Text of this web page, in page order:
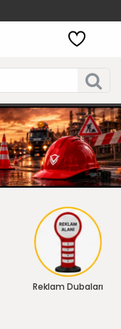
Reklam Dubaları